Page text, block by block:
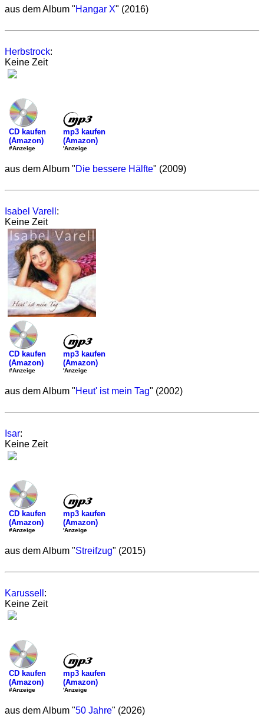
aus dem Album "Hangar X" (2016)
Herbstrock:
Keine Zeit
CD kaufen
(Amazon)
#Anzeige
mp3 kaufen
(Amazon)
'Anzeige
aus dem Album "Die bessere Hälfte" (2009)
Isabel Varell :
Keine Zeit
CD kaufen
(Amazon)
#Anzeige
mp3 kaufen
(Amazon)
'Anzeige
aus dem Album "Heut' ist mein Tag" (2002)
Isar:
Keine Zeit
CD kaufen
(Amazon)
#Anzeige
mp3 kaufen
(Amazon)
'Anzeige
aus dem Album "Streifzug" (2015)
Karussell :
Keine Zeit
CD kaufen
(Amazon)
#Anzeige
mp3 kaufen
(Amazon)
'Anzeige
aus dem Album "50 Jahre" (2026)